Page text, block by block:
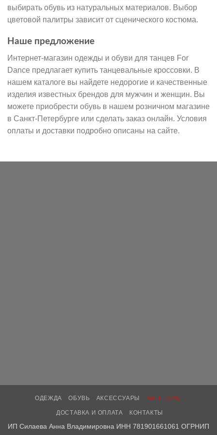
выбирать обувь из натуральных материалов. Выбор
цветовой палитры зависит от сценического костюма.
Наше предложение
Интернет-магазин одежды и обуви для танцев For
Dance предлагает купить танцевальные кроссовки. В
нашем каталоге вы найдете недорогие и качественные
изделия известных брендов для мужчин и женщин. Вы
можете приобрести обувь в нашем розничном магазине
в Санкт-Петербурге или сделать заказ онлайн. Условия
оплаты и доставки подробно описаны на сайте.
ОДЕЖДА ОБУВЬ АКСЕССУАРЫ SALE -30%
ДОСТАВКА И ОПЛАТА КОНТАКТЫ
ИП Силаева Анна Владимировна ИНН 781901661061 ОГРНИП